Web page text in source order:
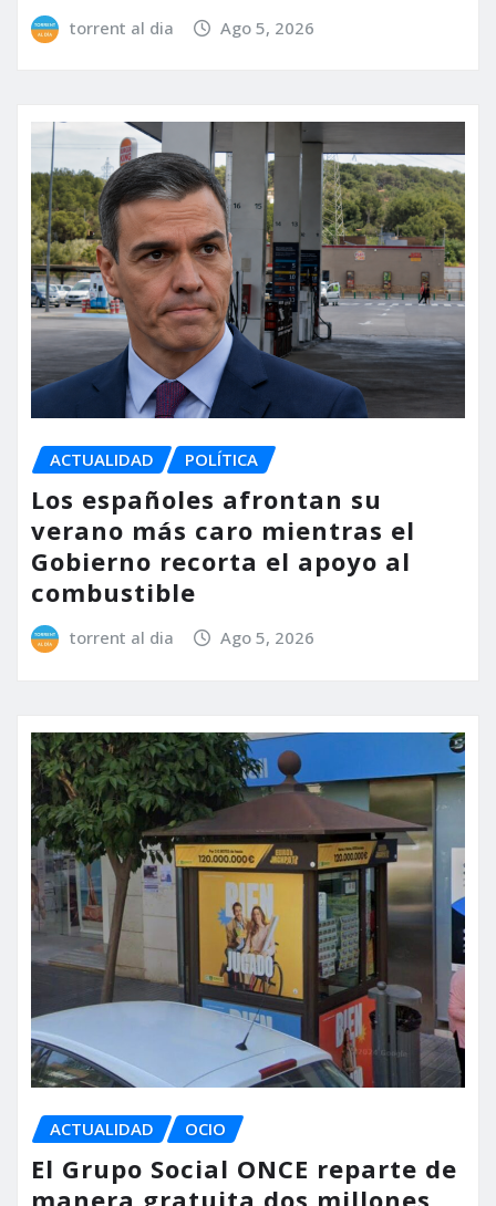
torrent al dia Ago 5, 2026
ACTUALIDAD POLÍTICA
Los españoles afrontan su
verano más caro mientras el
Gobierno recorta el apoyo al
combustible
torrent al dia Ago 5, 2026
ACTUALIDAD OCIO
El Grupo Social ONCE reparte de